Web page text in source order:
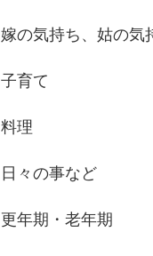
嫁の気持ち、姑の気
子育て
料理
日々の事など
更年期・老年期